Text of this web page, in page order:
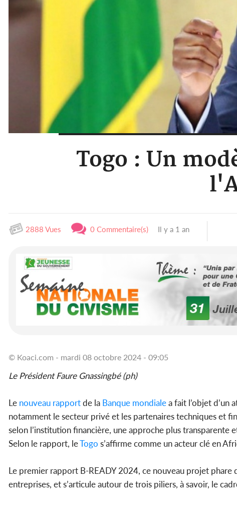
Togo : Un
2888 Vues 0 Commentaire(s) Il y a 1 an
© Koaci.com - mardi 08 octobre 2024 - 09:05
Le Président Faure Gnassingbé (ph)
Le nouveau rapportde la Banque mondialea fait l’objet d’un
notamment le secteur privé et les partenaires techniques et
selon l’institution financière, une approche plus transparente
Selon le rapport, leTogo s’affirme comme un acteur clé en
Le premier rapport B-READY 2024, ce nouveau projet phare
entreprises, et s’articule autour de trois piliers, à savoir, le